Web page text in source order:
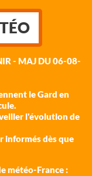
- MAJ DU 06-08-
le Gard en
l'évolution de
informés dès que
météo-France :